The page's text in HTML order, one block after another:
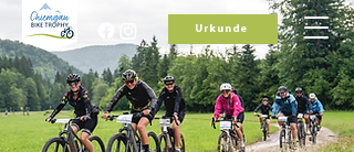
Urkunde